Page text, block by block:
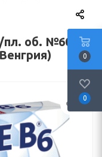
об. №60
0
0